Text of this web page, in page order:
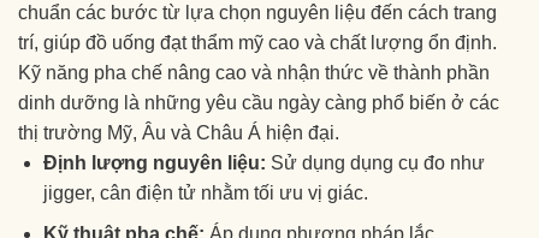
chuẩn các bước từ lựa chọn nguyên liệu đến cách trang
trí, giúp đồ uống đạt thẩm mỹ cao và chất lượng ổn định.
Kỹ năng pha chế nâng cao và nhận thức về thành phần
dinh dưỡng là những yêu cầu ngày càng phổ biến ở các
thị trường Mỹ, Âu và Châu Á hiện đại.
Định lượng nguyên liệu: Sử dụng dụng cụ đo như
jigger, cân điện tử nhằm tối ưu vị giác.